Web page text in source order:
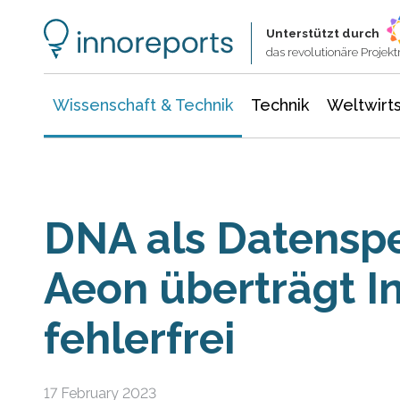
Unterstützt durch
das revolutionäre
Wissenschaft & Technik Technik
DNA als
Aeon überträgt
fehlerfrei
17 February 2023